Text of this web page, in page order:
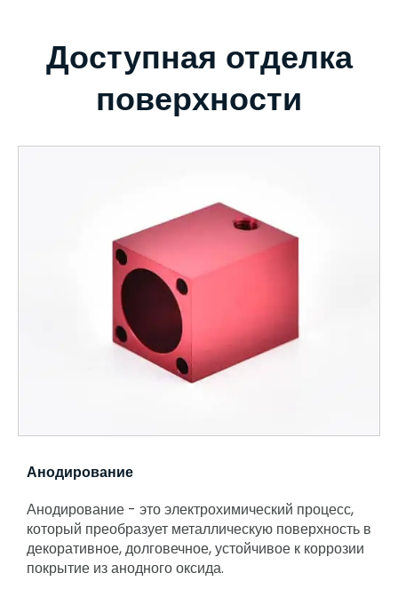
Доступная отделка
поверхности
Анодирование
Анодирование - это электрохимический процесс,
который преобразует металлическую поверхность в
декоративное, долговечное, устойчивое к коррозии
покрытие из анодного оксида.